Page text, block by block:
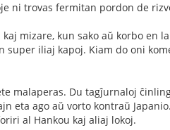
ni trovas fermitan pordon de
mizare, kun sako aŭ korbo en
super iliaj kapoj. Kiam do oni
malaperas. Du tagĵurnaloj
eta ago aŭ vorto kontraŭ
al Hankou kaj aliaj lokoj.